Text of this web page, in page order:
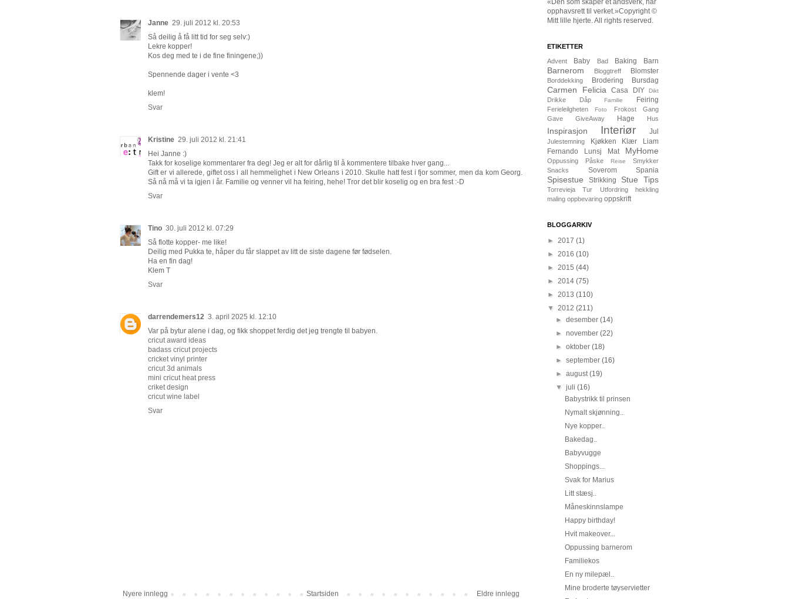
Janne 29. juli 2012 kl. 20:53
Så deilig å få litt tid for seg selv:)
Lekre kopper!
Kos deg med te i de fine finingene;))
Spennende dager i vente <3
klem!
Svar
Kristine 29. juli 2012 kl. 21:41
Hei Janne :)
Takk for koselige kommentarer fra deg! Jeg er alt for dårlig til å kommentere tilbake hver gang...
Gift er vi allerede, giftet oss i all hemmelighet i New Orleans i 2010. Skulle hatt fest i fjor sommer, men da kom Georg.
Så nå må vi ta igjen i år. Familie og venner vil ha feiring, hehe! Tror det blir koselig og en bra fest :-D
Svar
Tino 30. juli 2012 kl. 07:29
Så flotte kopper- me like!
Deilig med Pukka te, håper du får slappet av litt de siste dagene før fødselen.
Ha en fin dag!
Klem T
Svar
darrendemers12 3. april 2025 kl. 12:10
Var på bytur alene i dag, og fikk shoppet ferdig det jeg trengte til babyen.
cricut award ideas
badass cricut projects
cricket vinyl printer
cricut 3d animals
mini cricut heat press
criket design
cricut wine label
Svar
Nyere innlegg Eldre innlegg
Startsiden
«Den som skaper et åndsverk, har
opphavsrett til verket.»Copyright ©
Mitt lille hjerte. All rights reserved.
ETIKETTER
Advent Baby Bad Baking Barn
Barnerom Bloggtreff Blomster
Borddekking Brodering Bursdag
Carmen Felicia Casa DIY Dikt
Drikke Dåp Familie Feiring
Ferieleilgheten Foto Frokost
Gang
Gave
GiveAway Hage Hus
Inspirasjon Interiør Jul
Julestemning Kjøkken Klær
Liam
Fernando
Lunsj Mat MyHome
Oppussing Påske Reise
Smykker
Snacks
Soverom Spania
Spisestue Strikking Stue Tips
Torrevieja Tur Utfordring
hekkling
maling oppbevaring oppskrift
BLOGGARKIV
► 2017 (1)
► 2016 (10)
► 2015 (44)
► 2014 (75)
► 2013 (110)
▼ 2012 (211)
►desember(14)
►november(22)
►oktober(18)
►september(16)
►august(19)
▼juli(16)
Babystrikk til prinsen
Nymalt skjønning..
Nye kopper..
Bakedag..
Babyvugge
Shoppings...
Svak for Marius
Litt stæsj..
Måneskinnslampe
Happy birthday!
Hvit makeover...
Oppussing barnerom
Familiekos
En ny milepæl..
Mine broderte tøyservietter